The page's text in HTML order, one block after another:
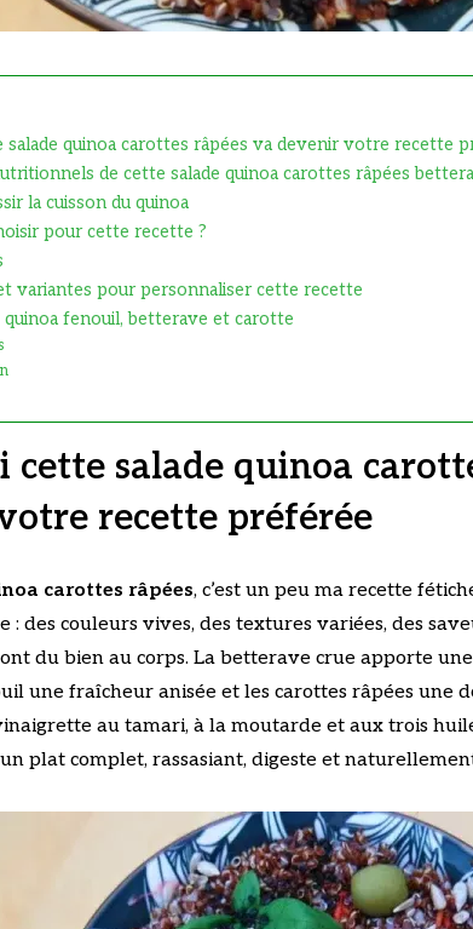
salade quinoa carottes râpées va devenir votre recette
de cette salade quinoa carottes râpées
la cuisson du quinoa
pour cette recette ?
variantes pour personnaliser cette recette
quinoa fenouil, betterave et carotte
cette salade quinoa
recette préférée
carottes râpées, c’est un peu ma recette
: des couleurs vives, des textures variées, des
du bien au corps. La betterave crue apporte
une fraîcheur anisée et les carottes râpées une
au tamari, à la moutarde et aux trois
plat complet, rassasiant, digeste et